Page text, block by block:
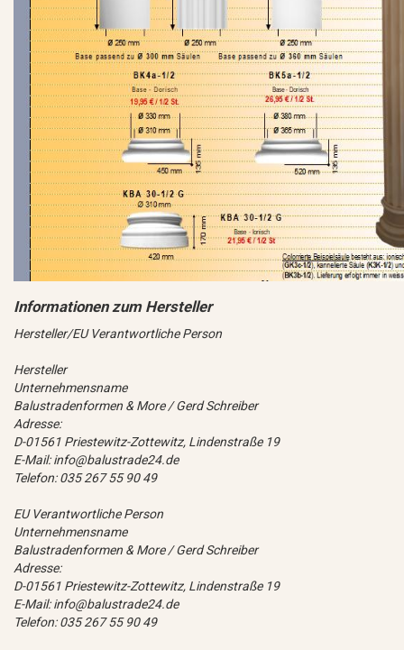
Hersteller/EU Verantwortliche Person
Hersteller
Unternehmensname
Balustradenformen & More / Gerd Schreiber
Adresse:
D-01561 Priestewitz-Zottewitz, Lindenstraße 19
E-Mail: info@balustrade24.de
Telefon: 035 267 55 90 49
EU Verantwortliche Person
Unternehmensname
Balustradenformen & More / Gerd Schreiber
Adresse:
D-01561 Priestewitz-Zottewitz, Lindenstraße 19
E-Mail: info@balustrade24.de
Telefon: 035 267 55 90 49